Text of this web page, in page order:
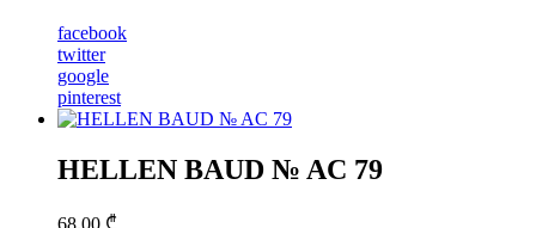
facebook
twitter
google
pinterest
HELLEN BAUD № AC 79